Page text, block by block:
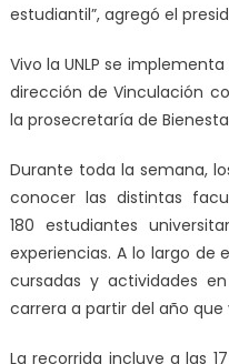
estudiantil”, agregó el
Vivo la UNLP se
dirección de Vinculación
la prosecretaría de
Durante toda la semana,
conocer las distintas
180 estudiantes
experiencias. A lo largo de
cursadas y actividades
carrera a partir del año que
La recorrida incluye a las